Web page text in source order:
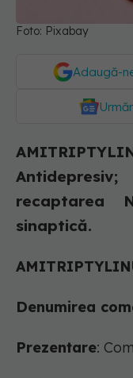
Foto: Pixabay
Adaugă-
recaptarea
sinaptică.
Denumirea
Prezentare: